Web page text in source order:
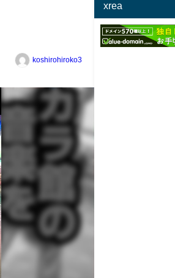
koshirohiroko3
xrea